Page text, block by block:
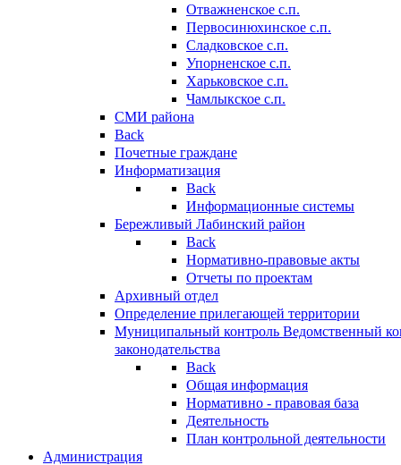
Отважненское с.п.
Первосинюхинское с.п.
Сладковское с.п.
Упорненское с.п.
Харьковское с.п.
Чамлыкское с.п.
СМИ района
Back
Почетные граждане
Информатизация
Back
Информационные системы
Бережливый Лабинский район
Back
Нормативно-правовые акты
Отчеты по проектам
Архивный отдел
Определение прилегающей территории
Муниципальный контроль Ведомственный
законодательства
Back
Общая информация
Нормативно - правовая база
Деятельность
План контрольной деятельности
Администрация